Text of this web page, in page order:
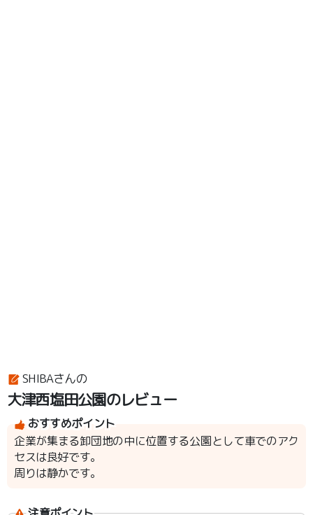
SHIBAさんの
大津西塩田公園のレビュー
おすすめポイント
企業が集まる卸団地の中に位置する公園として車でのアク
セスは良好です。
周りは静かです。